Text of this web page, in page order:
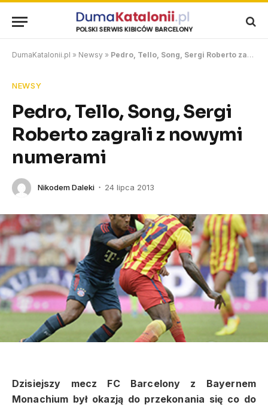
DumaKatalonii.pl » Newsy » Pedro, Tello, Song, Sergi Roberto zagrali z nowymi numerami
NEWSY
Pedro, Tello, Song, Sergi
Roberto zagrali z nowymi
numerami
Nikodem Daleki 24 lipca 2013
Dzisiejszy mecz FC Barcelony z Bayernem
Monachium był okazją do przekonania się co do